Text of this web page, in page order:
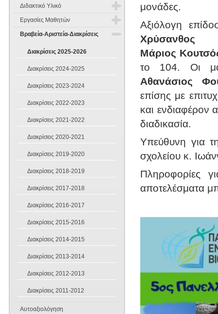
Πενταμελή Μαθητικά Συμβούλια
Συμβούλιο
Κανονισμός Ομίλων
Όμιλοι 2024-2025
Όμιλοι 2023-2024
Όμιλοι 2022-2023
Όμιλοι 2021-2022
Όμιλοι 2020-2021
Όμιλοι 2019-2020
Όμιλοι 2018-2019
Όμιλοι 2012-2013
Διδακτικό Υλικό
Α Γυμνασίου
Φυσική
Αγγλικά 2019-2020
Φυσική Αγωγή 2020
Εργασίες Μαθητών
Εργασίες Μαθητών 2014-2015
Εργασίες Μαθητών Παλαιότερων
Βραβεία-Αριστεία-Διακρίσεις
Διακρίσεις 2025-2026
Διακρίσεις 2024-2025
Διακρίσεις 2023-2024
Διακρίσεις 2022-2023
Διακρίσεις 2021-2022
Διακρίσεις 2020-2021
Διακρίσεις 2019-2020
Διακρίσεις 2018-2019
Διακρίσεις 2017-2018
Διακρίσεις 2016-2017
Διακρίσεις 2015-2016
Διακρίσεις 2014-2015
Διακρίσεις 2013-2014
Διακρίσεις 2012-2013
Διακρίσεις 2011-2012
Αυτοαξιολόγηση
μονάδες.
Αξιόλογη
Χρύσανθος
Μάριος
το 104. Οι
Αθανάσιος
επίσης με
και ενδιαφέρον
διαδικασία.
Υπεύθυνη για
σχολείου κ.
Πληροφορίες
αποτελέσματα